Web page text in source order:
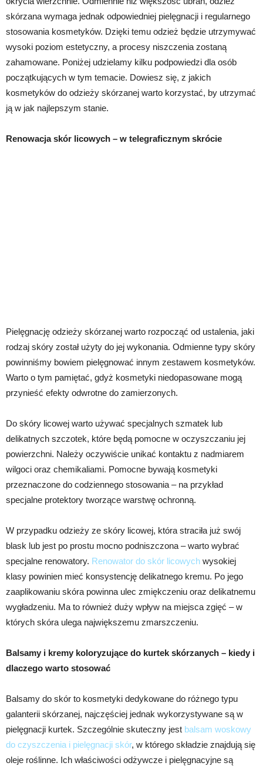
skórzana wymaga jednak odpowiedniej pielęgnacji i regularnego
stosowania kosmetyków. Dzięki temu odzież będzie utrzymywać
wysoki poziom estetyczny, a procesy niszczenia zostaną
zahamowane. Poniżej udzielamy kilku podpowiedzi dla osób
początkujących w tym temacie. Dowiesz się, z jakich
kosmetyków do odzieży skórzanej warto korzystać, by utrzymać
ją w jak najlepszym stanie.
Renowacja skór licowych – w telegraficznym skrócie
Pielęgnację odzieży skórzanej warto rozpocząć od ustalenia, jaki
rodzaj skóry został użyty do jej wykonania. Odmienne typy skóry
powinniśmy bowiem pielęgnować innym zestawem kosmetyków.
Warto o tym pamiętać, gdyż kosmetyki niedopasowane mogą
przynieść efekty odwrotne do zamierzonych.
Do skóry licowej warto używać specjalnych szmatek lub
delikatnych szczotek, które będą pomocne w oczyszczaniu jej
powierzchni. Należy oczywiście unikać kontaktu z nadmiarem
wilgoci oraz chemikaliami. Pomocne bywają kosmetyki
przeznaczone do codziennego stosowania – na przykład
specjalne protektory tworzące warstwę ochronną.
W przypadku odzieży ze skóry licowej, która straciła już swój
blask lub jest po prostu mocno podniszczona – warto wybrać
specjalne renowatory. Renowator do skór licowych wysokiej
klasy powinien mieć konsystencję delikatnego kremu. Po jego
zaaplikowaniu skóra powinna ulec zmiękczeniu oraz delikatnemu
wygładzeniu. Ma to również duży wpływ na miejsca zgięć – w
których skóra ulega największemu zmarszczeniu.
Balsamy i kremy koloryzujące do kurtek skórzanych – kiedy i
dlaczego warto stosować
Balsamy do skór to kosmetyki dedykowane do różnego typu
galanterii skórzanej, najczęściej jednak wykorzystywane są w
pielęgnacji kurtek. Szczególnie skuteczny jest balsam woskowy
do czyszczenia i pielęgnacji skór, w którego składzie znajdują się
oleje roślinne. Ich właściwości odżywcze i pielęgnacyjne są